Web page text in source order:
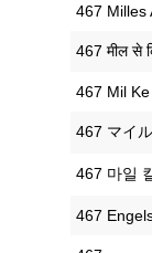
‎467 Milles
‎467 मील से
‎467 Mil
‎467 マイ
‎467 마일
‎467